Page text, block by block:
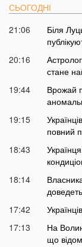
СЬОГОДНІ
21:06
Біля
20:16
стане
19:44
Врожай
19:15
повний
18:43
18:14
17:42
17:13
На
що